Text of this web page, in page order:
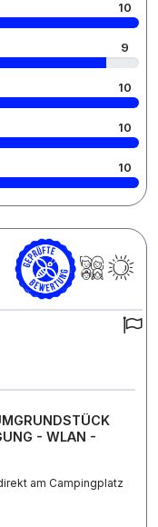
10
9
10
10
10
- WLAN -
am Campingplatz